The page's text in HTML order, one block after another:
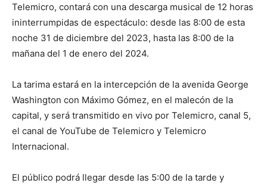
Telemicro, contará con una descarga musical de 12 horas
ininterrumpidas de espectáculo: desde las 8:00 de esta
noche 31 de diciembre del 2023, hasta las 8:00 de la
mañana del 1 de enero del 2024.
La tarima estará en la intercepción de la avenida George
Washington con Máximo Gómez, en el malecón de la
capital, y será transmitido en vivo por Telemicro, canal 5,
el canal de YouTube de Telemicro y Telemicro
Internacional.
El público podrá llegar desde las 5:00 de la tarde y